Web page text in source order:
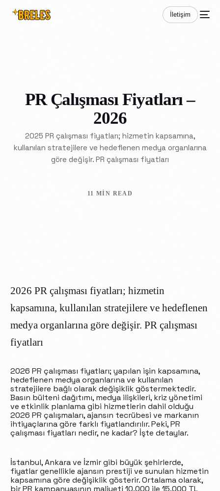
İletişim
PR Çalışması Fiyatları –
2026
2025 PR çalışması fiyatları; hizmetin kapsamına,
kullanılan stratejilere ve hedeflenen medya organlarına
göre değişir. PR çalışması fiyatları
11 MIN READ
2026 PR çalışması fiyatları; hizmetin
kapsamına, kullanılan stratejilere ve hedeflenen
medya organlarına göre değişir. PR çalışması
fiyatları
2026 PR çalışması fiyatları; yapılan işin kapsamına,
hedeflenen medya organlarına ve kullanılan
stratejilere bağlı olarak değişiklik göstermektedir.
Basın bülteni dağıtımı, medya ilişkileri, kriz yönetimi
ve etkinlik planlama gibi hizmetlerin dahil olduğu
2026 PR çalışmaları, ajansın tecrübesi ve markanın
ihtiyaçlarına göre farklı fiyatlandırılır. Peki, PR
çalışması fiyatları nedir, ne kadar? İşte detaylar.
İstanbul, Ankara ve İzmir gibi büyük şehirlerde,
fiyatlar genellikle ajansın prestiji ve sunulan hizmetin
kapsamına göre değişiklik gösterir. Ortalama olarak,
bir PR kampanyasının maliyeti 10.000 ile 15.000 TL